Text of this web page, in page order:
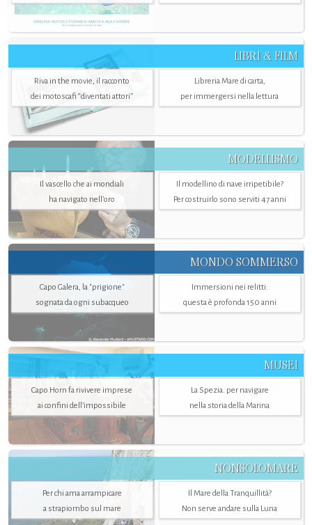
LIBRI & FILM
Riva in the movie, il racconto
dei motoscafi “diventati attori”
Libreria Mare di carta,
per immergersi nella lettura
MODELLISMO
Il vascello che ai mondiali
ha navigato nell’oro
Il modellino di nave irripetibile?
Per costruirlo sono serviti 47 anni
MONDO SOMMERSO
Capo Galera, la "prigione"
sognata da ogni subacqueo
Immersioni nei relitti:
questa è profonda 150 anni
MUSEI
Capo Horn fa rivivere imprese
ai confini dell’impossibile
La Spezia. per navigare
nella storia della Marina
NONSOLOMARE
Per chi ama arrampicare
a strapiombo sul mare
Il Mare della Tranquillità?
Non serve andare sulla Luna